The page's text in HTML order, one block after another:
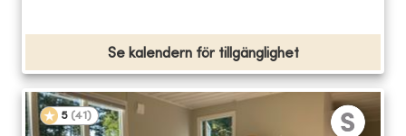
Se kalendern för tillgänglighet
5 (41 )